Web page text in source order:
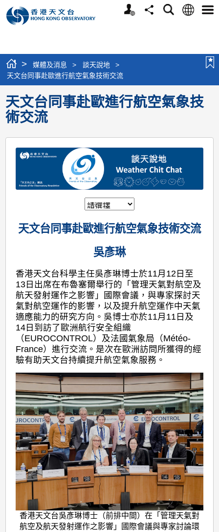
個
分
搜
語
選
> 媒體及消息 > 談天說地
>
天文台同事赴歐進行航空氣象技術交流
天文台同事赴歐進行航空氣象技
術交流
天文台同事赴歐進行航空氣象技術交流
吳彥琳
香港天文台科學主任吳彥琳博士於11月12日至
13日出席在布魯塞爾舉行的「管理天氣對航空及
航天發射運作之影響」國際會議，與專家探討天
氣對航空運作的影響，以及提升航空運作中天氣
適應能力的研究方向。吳博士亦於11月11日及
14日到訪了歐洲航行安全組織
（EUROCONTROL）及法國氣象局（Météo-
France）進行交流。是次在歐洲訪問所獲得的經
驗有助天文台持續提升航空氣象服務。
香港天文台吳彥琳博士（前排中間）在「管理天氣對
航空及航天發射運作之影響」國際會議與專家討論環